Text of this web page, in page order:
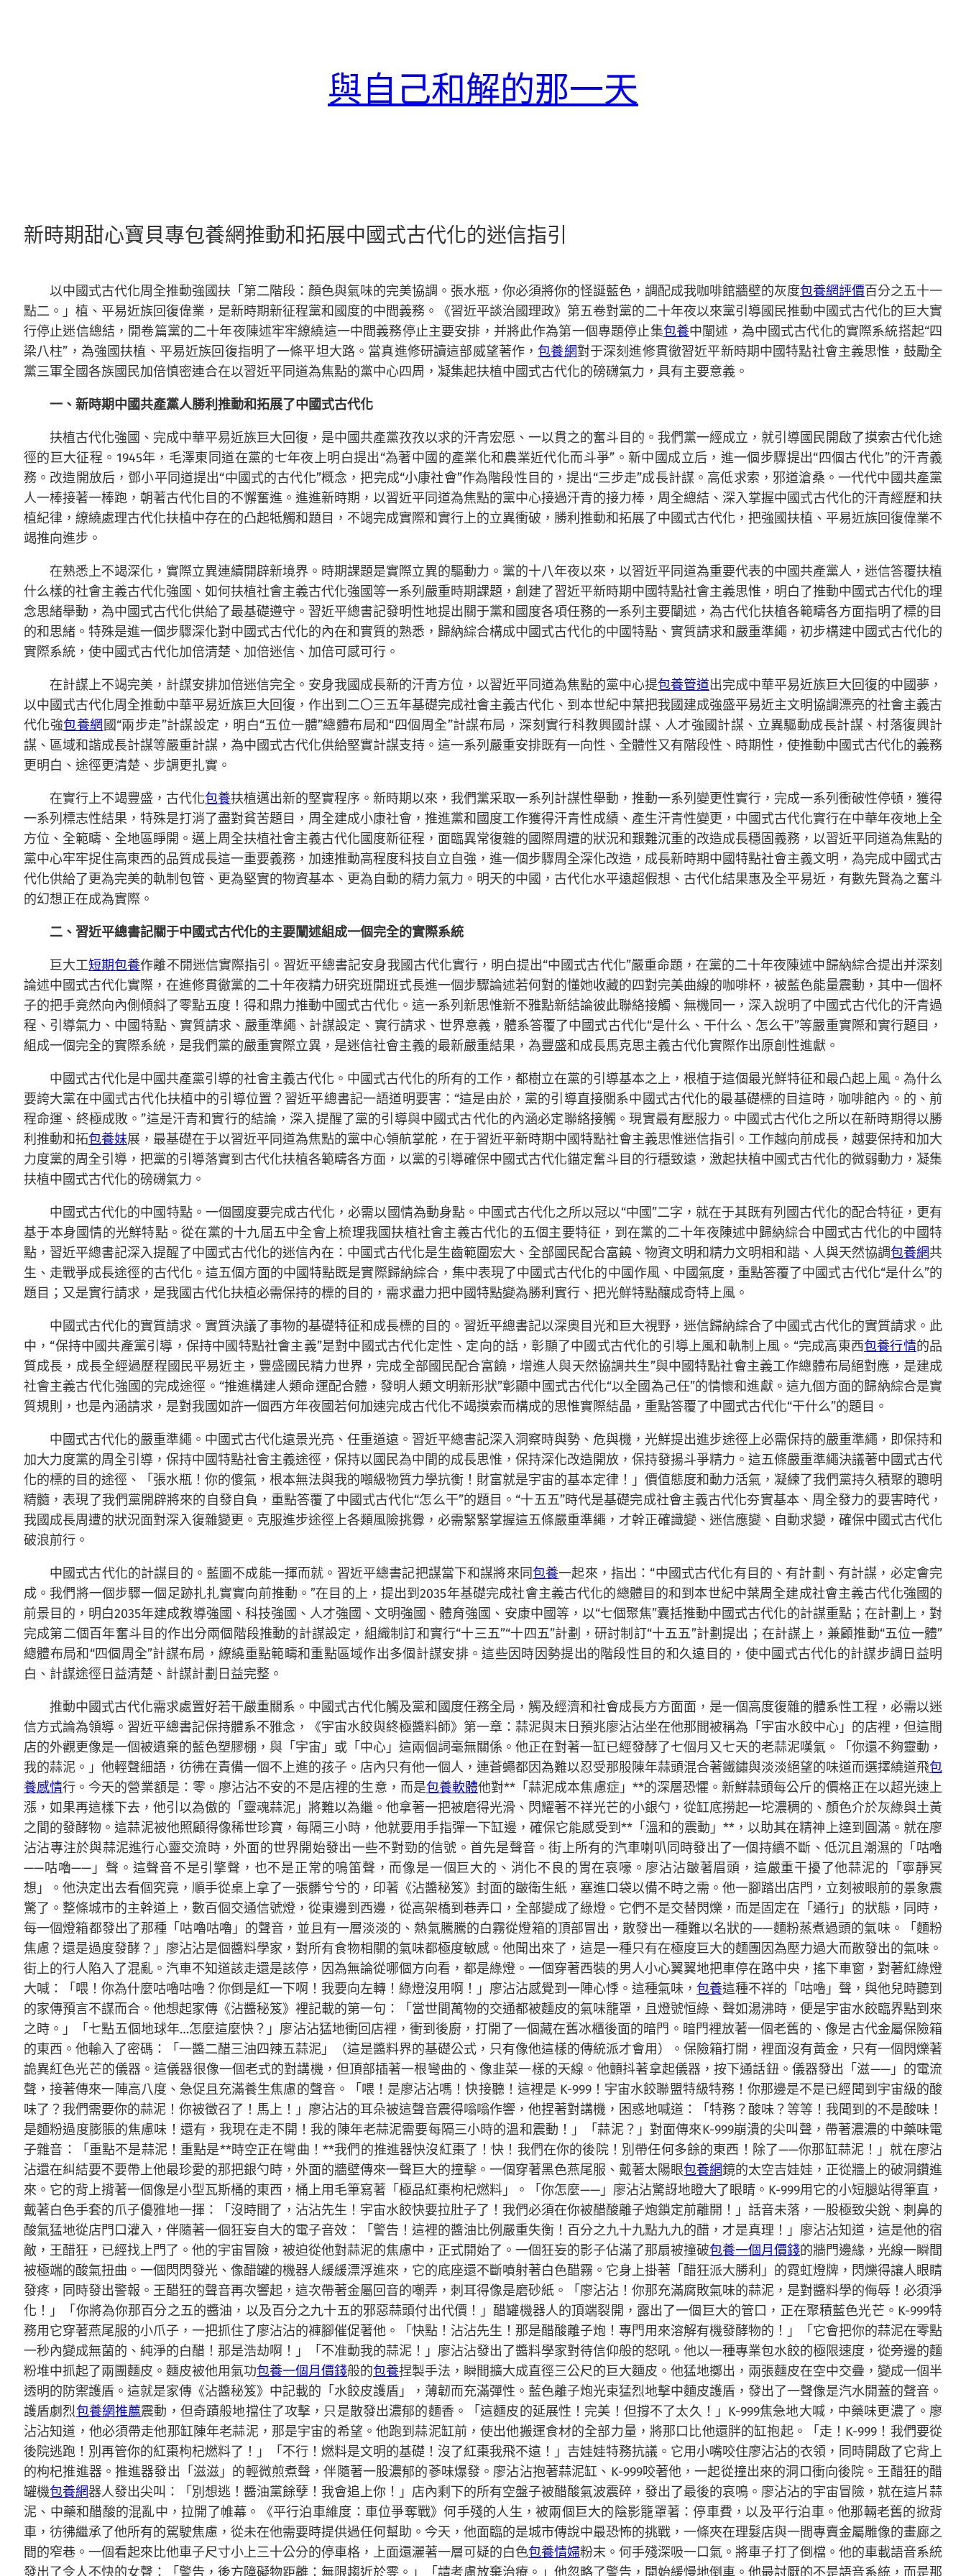
與自己和解的那一天
新時期甜心寶貝專包養網推動和拓展中國式古代化的迷信指引
以中國式古代化周全推動強國扶「第二階段：顏色與氣味的完美協調。張水瓶，你必須將你的怪誕藍色，調配成我咖啡館牆壁的灰度包養網評價百分之五十一
點二。」植、平易近族回復偉業，是新時期新征程黨和國度的中間義務。《習近平談治國理政》第五卷對黨的二十年夜以來黨引導國民推動中國式古代化的巨大實
行停止迷信總結，開卷篇黨的二十年夜陳述牢牢繚繞這一中間義務停止主要安排，并將此作為第一個專題停止集包養中闡述，為中國式古代化的實際系統搭起“四
梁八柱”，為強國扶植、平易近族回復指明了一條平坦大路。當真進修研讀這部威望著作，包養網對于深刻進修貫徹習近平新時期中國特點社會主義思惟，鼓勵全
黨三軍全國各族國民加倍慎密連合在以習近平同道為焦點的黨中心四周，凝集起扶植中國式古代化的磅礴氣力，具有主要意義。
一、新時期中國共產黨人勝利推動和拓展了中國式古代化
扶植古代化強國、完成中華平易近族巨大回復，是中國共產黨孜孜以求的汗青宏愿、一以貫之的奮斗目的。我們黨一經成立，就引導國民開啟了摸索古代化途
徑的巨大征程。1945年，毛澤東同道在黨的七年夜上明白提出“為著中國的產業化和農業近代化而斗爭”。新中國成立后，進一個步驟提出“四個古代化”的汗青義
務。改造開放后，鄧小平同道提出“中國式的古代化”概念，把完成“小康社會”作為階段性目的，提出“三步走”成長計謀。高低求索，邪道滄桑。一代代中國共產黨
人一棒接著一棒跑，朝著古代化目的不懈奮進。進進新時期，以習近平同道為焦點的黨中心接過汗青的接力棒，周全總結、深入掌握中國式古代化的汗青經歷和扶
植紀律，繚繞處理古代化扶植中存在的凸起牴觸和題目，不竭完成實際和實行上的立異衝破，勝利推動和拓展了中國式古代化，把強國扶植、平易近族回復偉業不
竭推向進步。
在熟悉上不竭深化，實際立異連續開辟新境界。時期課題是實際立異的驅動力。黨的十八年夜以來，以習近平同道為重要代表的中國共產黨人，迷信答覆扶植
什么樣的社會主義古代化強國、如何扶植社會主義古代化強國等一系列嚴重時期課題，創建了習近平新時期中國特點社會主義思惟，明白了推動中國式古代化的理
念思緒舉動，為中國式古代化供給了最基礎遵守。習近平總書記發明性地提出關于黨和國度各項任務的一系列主要闡述，為古代化扶植各範疇各方面指明了標的目
的和思緒。特殊是進一個步驟深化對中國式古代化的內在和實質的熟悉，歸納綜合構成中國式古代化的中國特點、實質請求和嚴重準繩，初步構建中國式古代化的
實際系統，使中國式古代化加倍清楚、加倍迷信、加倍可感可行。
在計謀上不竭完美，計謀安排加倍迷信完全。安身我國成長新的汗青方位，以習近平同道為焦點的黨中心提包養管道出完成中華平易近族巨大回復的中國夢，
以中國式古代化周全推動中華平易近族巨大回復，作出到二〇三五年基礎完成社會主義古代化、到本世紀中葉把我國建成強盛平易近主文明協調漂亮的社會主義古
代化強包養網 國“兩步走”計謀設定，明白“五位一體”總體布局和“四個周全”計謀布局，深刻實行科教興國計謀、人才強國計謀、立異驅動成長計謀、村落復興計
謀、區域和諧成長計謀等嚴重計謀，為中國式古代化供給堅實計謀支持。這一系列嚴重安排既有一向性、全體性又有階段性、時期性，使推動中國式古代化的義務
更明白、途徑更清楚、步調更扎實。
在實行上不竭豐盛，古代化包養扶植邁出新的堅實程序。新時期以來，我們黨采取一系列計謀性舉動，推動一系列變更性實行，完成一系列衝破性停頓，獲得
一系列標志性結果，特殊是打消了盡對貧苦題目，周全建成小康社會，推進黨和國度工作獲得汗青性成績、產生汗青性變更，中國式古代化實行在中華年夜地上全
方位、全範疇、全地區睜開。邁上周全扶植社會主義古代化國度新征程，面臨異常復雜的國際周遭的狀況和艱難沉重的改造成長穩固義務，以習近平同道為焦點的
黨中心牢牢捉住高東西的品質成長這一重要義務，加速推動高程度科技自立自強，進一個步驟周全深化改造，成長新時期中國特點社會主義文明，為完成中國式古
代化供給了更為完美的軌制包管、更為堅實的物資基本、更為自動的精力氣力。明天的中國，古代化水平遠超假想、古代化結果惠及全平易近，有數先賢為之奮斗
的幻想正在成為實際。
二、習近平總書記關于中國式古代化的主要闡述組成一個完全的實際系統
巨大工短期包養作離不開迷信實際指引。習近平總書記安身我國古代化實行，明白提出“中國式古代化”嚴重命題，在黨的二十年夜陳述中歸納綜合提出并深刻
論述中國式古代化實際，在進修貫徹黨的二十年夜精力研究班開班式長進一個步驟論述若何對的懂她收藏的四對完美曲線的咖啡杯，被藍色能量震動，其中一個杯
子的把手竟然向內側傾斜了零點五度！得和鼎力推動中國式古代化。這一系列新思惟新不雅點新結論彼此聯絡接觸、無機同一，深入說明了中國式古代化的汗青過
程、引導氣力、中國特點、實質請求、嚴重準繩、計謀設定、實行請求、世界意義，體系答覆了中國式古代化“是什么、干什么、怎么干”等嚴重實際和實行題目，
組成一個完全的實際系統，是我們黨的嚴重實際立異，是迷信社會主義的最新嚴重結果，為豐盛和成長馬克思主義古代化實際作出原創性進獻。
中國式古代化是中國共產黨引導的社會主義古代化。中國式古代化的所有的工作，都樹立在黨的引導基本之上，根植于這個最光鮮特征和最凸起上風。為什么
要誇大黨在中國式古代化扶植中的引導位置？習近平總書記一語道明要害：“這是由於，黨的引導直接關系中國式古代化的最基礎標的目這時，咖啡館內。的、前
程命運、終極成敗。”這是汗青和實行的結論，深入提醒了黨的引導與中國式古代化的內涵必定聯絡接觸。現實最有壓服力。中國式古代化之所以在新時期得以勝
利推動和拓包養妹展，最基礎在于以習近平同道為焦點的黨中心領航掌舵，在于習近平新時期中國特點社會主義思惟迷信指引。工作越向前成長，越要保持和加大
力度黨的周全引導，把黨的引導落實到古代化扶植各範疇各方面，以黨的引導確保中國式古代化錨定奮斗目的行穩致遠，激起扶植中國式古代化的微弱動力，凝集
扶植中國式古代化的磅礴氣力。
中國式古代化的中國特點。一個國度要完成古代化，必需以國情為動身點。中國式古代化之所以冠以“中國”二字，就在于其既有列國古代化的配合特征，更有
基于本身國情的光鮮特點。從在黨的十九屆五中全會上梳理我國扶植社會主義古代化的五個主要特征，到在黨的二十年夜陳述中歸納綜合中國式古代化的中國特
點，習近平總書記深入提醒了中國式古代化的迷信內在：中國式古代化是生齒範圍宏大、全部國民配合富饒、物資文明和精力文明相和諧、人與天然協調包養網共
生、走戰爭成長途徑的古代化。這五個方面的中國特點既是實際歸納綜合，集中表現了中國式古代化的中國作風、中國氣度，重點答覆了中國式古代化“是什么”的
題目；又是實行請求，是我國古代化扶植必需保持的標的目的，需求盡力把中國特點變為勝利實行、把光鮮特點釀成奇特上風。
中國式古代化的實質請求。實質決議了事物的基礎特征和成長標的目的。習近平總書記以深奧目光和巨大視野，迷信歸納綜合了中國式古代化的實質請求。此
中，“保持中國共產黨引導，保持中國特點社會主義”是對中國式古代化定性、定向的話，彰顯了中國式古代化的引導上風和軌制上風。“完成高東西包養行情的品
質成長，成長全經過歷程國民平易近主，豐盛國民精力世界，完成全部國民配合富饒，增進人與天然協調共生”與中國特點社會主義工作總體布局絕對應，是建成
社會主義古代化強國的完成途徑。“推進構建人類命運配合體，發明人類文明新形狀”彰顯中國式古代化“以全國為己任”的情懷和進獻。這九個方面的歸納綜合是實
質規則，也是內涵請求，是對我國如許一個西方年夜國若何加速完成古代化不竭摸索而構成的思惟實際結晶，重點答覆了中國式古代化“干什么”的題目。
中國式古代化的嚴重準繩。中國式古代化遠景光亮、任重道遠。習近平總書記深入洞察時與勢、危與機，光鮮提出進步途徑上必需保持的嚴重準繩，即保持和
加大力度黨的周全引導，保持中國特點社會主義途徑，保持以國民為中間的成長思惟，保持深化改造開放，保持發揚斗爭精力。這五條嚴重準繩決議著中國式古代
化的標的目的途徑、「張水瓶！你的傻氣，根本無法與我的噸級物質力學抗衡！財富就是宇宙的基本定律！」價值態度和動力活氣，凝練了我們黨持久積聚的聰明
精髓，表現了我們黨開辟將來的自發自負，重點答覆了中國式古代化“怎么干”的題目。“十五五”時代是基礎完成社會主義古代化夯實基本、周全發力的要害時代，
我國成長周遭的狀況面對深入復雜變更。克服進步途徑上各類風險挑釁，必需緊緊掌握這五條嚴重準繩，才幹正確識變、迷信應變、自動求變，確保中國式古代化
破浪前行。
中國式古代化的計謀目的。藍圖不成能一揮而就。習近平總書記把謀當下和謀將來同包養一起來，指出：“中國式古代化有目的、有計劃、有計謀，必定會完
成。我們將一個步驟一個足跡扎扎實實向前推動。”在目的上，提出到2035年基礎完成社會主義古代化的總體目的和到本世紀中葉周全建成社會主義古代化強國的
前景目的，明白2035年建成教導強國、科技強國、人才強國、文明強國、體育強國、安康中國等，以“七個聚焦”囊括推動中國式古代化的計謀重點；在計劃上，對
完成第二個百年奮斗目的作出分兩個階段推動的計謀設定，組織制訂和實行“十三五”“十四五”計劃，研討制訂“十五五”計劃提出；在計謀上，兼顧推動“五位一體”
總體布局和“四個周全”計謀布局，繚繞重點範疇和重點區域作出多個計謀安排。這些因時因勢提出的階段性目的和久遠目的，使中國式古代化的計謀步調日益明
白、計謀途徑日益清楚、計謀計劃日益完整。
推動中國式古代化需求處置好若干嚴重關系。中國式古代化觸及黨和國度任務全局，觸及經濟和社會成長方方面面，是一個高度復雜的體系性工程，必需以迷
信方式論為領導。習近平總書記保持體系不雅念，《宇宙水餃與終極醬料師》第一章：蒜泥與末日預兆廖沾沾坐在他那間被稱為「宇宙水餃中心」的店裡，但這間
店的外觀更像是一個被遺棄的藍色塑膠棚，與「宇宙」或「中心」這兩個詞毫無關係。他正在對著一缸已經發酵了七個月又七天的老蒜泥嘆氣。「你還不夠靈動，
我的蒜泥。」他輕聲細語，彷彿在責備一個不上進的孩子。店內只有他一個人，連蒼蠅都因為難以忍受那股陳年蒜頭混合著鐵鏽與淡淡絕望的味道而選擇繞道飛包
養感情行。今天的營業額是：零。廖沾沾不安的不是店裡的生意，而是包養軟體他對**「蒜泥成本焦慮症」**的深層恐懼。新鮮蒜頭每公斤的價格正在以超光速上
漲，如果再這樣下去，他引以為傲的「靈魂蒜泥」將難以為繼。他拿著一把被磨得光滑、閃耀著不祥光芒的小銀勺，從缸底撈起一坨濃稠的、顏色介於灰綠與土黃
之間的發酵物。這蒜泥被他照顧得像稀世珍寶，每隔三小時，他就要用手指彈一下缸邊，確保它能感受到**「溫和的震動」**，以助其在精神上達到圓滿。就在廖
沾沾專注於與蒜泥進行心靈交流時，外面的世界開始發出一些不對勁的信號。首先是聲音。街上所有的汽車喇叭同時發出了一個持續不斷、低沉且潮濕的「咕嚕
——咕嚕——」聲。這聲音不是引擎聲，也不是正常的鳴笛聲，而像是一個巨大的、消化不良的胃在哀嚎。廖沾沾皺著眉頭，這嚴重干擾了他蒜泥的「寧靜冥
想」。他決定出去看個究竟，順手從桌上拿了一張髒兮兮的，印著《沾醬秘笈》封面的皺衛生紙，塞進口袋以備不時之需。他一腳踏出店門，立刻被眼前的景象震
驚了。整條城市的主幹道上，數百個交通信號燈，從東邊到西邊，從高架橋到巷弄口，全部變成了綠燈。它們不是交替閃爍，而是固定在「通行」的狀態，同時，
每一個燈箱都發出了那種「咕嚕咕嚕」的聲音，並且有一層淡淡的、熱氣騰騰的白霧從燈箱的頂部冒出，散發出一種難以名狀的——麵粉蒸煮過頭的氣味。「麵粉
焦慮？還是過度發酵？」廖沾沾是個醬料學家，對所有食物相關的氣味都極度敏感。他聞出來了，這是一種只有在極度巨大的麵團因為壓力過大而散發出的氣味。
街上的行人陷入了混亂。汽車不知道該走還是該停，因為無論從哪個方向看，都是綠燈。一個穿著西裝的男人小心翼翼地把車停在路中央，搖下車窗，對著紅綠燈
大喊：「喂！你為什麼咕嚕咕嚕？你倒是紅一下啊！我要向左轉！綠燈沒用啊！」廖沾沾感覺到一陣心悸。這種氣味， 包養這種不祥的「咕嚕」聲，與他兒時聽到
的家傳預言不謀而合。他想起家傳《沾醬秘笈》裡記載的第一句：「當世間萬物的交通都被麵皮的氣味籠罩，且燈號恒綠、聲如湯沸時，便是宇宙水餃臨界點到來
之時。」「七點五個地球年…怎麼這麼快？」廖沾沾猛地衝回店裡，衝到後廚，打開了一個藏在舊冰櫃後面的暗門。暗門裡放著一個老舊的、像是古代金屬保險箱
的東西。他輸入了密碼：「一醬二醋三油四辣五蒜泥」（這是醬料界的基礎公式，只有像他這樣的傳統派才會用）。保險箱打開，裡面沒有黃金，只有一個閃爍著
詭異紅色光芒的儀器。這儀器很像一個老式的對講機，但頂部插著一根彎曲的、像韭菜一樣的天線。他顫抖著拿起儀器，按下通話鈕。儀器發出「滋——」的電流
聲，接著傳來一陣高八度、急促且充滿養生焦慮的聲音。「喂！是廖沾沾嗎！快接聽！這裡是 K-999！宇宙水餃聯盟特級特務！你那邊是不是已經聞到宇宙級的酸
味了？我們需要你的蒜泥！你被徵召了！馬上！」廖沾沾的耳朵被這聲音震得嗡嗡作響，他捏著對講機，困惑地喊道：「特務？酸味？等等！我聞到的不是酸味！
是麵粉過度膨脹的焦慮味！還有，我現在走不開！我的陳年老蒜泥需要每隔三小時的溫和震動！」「蒜泥？」對面傳來K-999崩潰的尖叫聲，帶著濃濃的中藥味電
子雜音：「重點不是蒜泥！重點是**時空正在彎曲！**我們的推進器快沒紅棗了！快！我們在你的後院！別帶任何多餘的東西！除了——你那缸蒜泥！」就在廖沾
沾還在糾結要不要帶上他最珍愛的那把銀勺時，外面的牆壁傳來一聲巨大的撞擊。一個穿著黑色燕尾服、戴著太陽眼包養網鏡的太空吉娃娃，正從牆上的破洞鑽進
來。它的背上揹著一個像是小型瓦斯桶的東西，桶上用毛筆寫著「極品紅棗枸杞燃料」。「你怎麼——」廖沾沾驚訝地瞪大了眼睛。K-999用它的小短腿站得筆直，
戴著白色手套的爪子優雅地一揮：「沒時間了，沾沾先生！宇宙水餃快要拉肚子了！我們必須在你被醋酸離子炮鎖定前離開！」話音未落，一股極致尖銳、刺鼻的
酸氣猛地從店門口灌入，伴隨著一個狂妄自大的電子音效：「警告！這裡的醬油比例嚴重失衡！百分之九十九點九九的醋，才是真理！」廖沾沾知道，這是他的宿
敵，王醋狂，已經找上門了。他的宇宙冒險，被迫從他對蒜泥的焦慮中，正式開始了。一個狂妄的影子佔滿了那扇被撞破包養一個月價錢的牆門邊緣，光線一瞬間
被極端的酸氣扭曲。一個閃閃發光、像醋罐的機器人緩緩漂浮進來，它的底座還不斷噴射著白色醋霧。它身上掛著「醋狂派大勝利」的霓虹燈牌，閃爍得讓人眼睛
發疼，同時發出警報。王醋狂的聲音再次響起，這次帶著金屬回音的嘲弄，刺耳得像是磨砂紙。「廖沾沾！你那充滿腐敗氣味的蒜泥，是對醬料學的侮辱！必須淨
化！」「你將為你那百分之五的醬油，以及百分之九十五的邪惡蒜頭付出代價！」醋罐機器人的頂端裂開，露出了一個巨大的管口，正在聚積藍色光芒。K-999特
務用它穿著燕尾服的小爪子，一把抓住了廖沾沾的褲腳催促著他。「快點！沾沾先生！那是醋酸離子炮！專門用來溶解有機發酵物的！」「它會把你的蒜泥在零點
一秒內變成無菌的、純淨的白醋！那是浩劫啊！」「不准動我的蒜泥！」廖沾沾發出了醬料學家對待信仰般的怒吼。他以一種專業包水餃的極限速度，從旁邊的麵
粉堆中抓起了兩團麵皮。麵皮被他用氣功包養一個月價錢般的包養捏製手法，瞬間擴大成直徑三公尺的巨大麵皮。他猛地擲出，兩張麵皮在空中交疊，變成一個半
透明的防禦護盾。這就是家傳《沾醬秘笈》中記載的「水餃皮護盾」，薄韌而充滿彈性。藍色離子炮光束猛烈地擊中麵皮護盾，發出了一聲像是汽水開蓋的聲音。
護盾劇烈包養網推薦震動，但奇蹟般地擋住了攻擊，只是散發出濃郁的麵香。「這麵皮的延展性！完美！但撐不了太久！」K-999焦急地大喊，中藥味更濃了。廖
沾沾知道，他必須帶走他那缸陳年老蒜泥，那是宇宙的希望。他跑到蒜泥缸前，使出他搬運食材的全部力量，將那口比他還胖的缸抱起。「走！K-999！我們要從
後院逃跑！別再管你的紅棗枸杞燃料了！」「不行！燃料是文明的基礎！沒了紅棗我飛不遠！」吉娃娃特務抗議。它用小嘴咬住廖沾沾的衣領，同時開啟了它背上
的枸杞推進器。推進器發出「滋滋」的輕微煎煮聲，伴隨著一股濃郁的蔘味爆發。廖沾沾抱著蒜泥缸、K-999咬著他，一起從撞出來的洞口衝向後院。王醋狂的醋
罐機包養網器人發出尖叫：「別想逃！醬油黨餘孽！我會追上你！」店內剩下的所有空盤子被醋酸氣波震碎，發出了最後的哀鳴。廖沾沾的宇宙冒險，就在這片蒜
泥、中藥和醋酸的混亂中，拉開了帷幕。《平行泊車維度：車位爭奪戰》何手殘的人生，被兩個巨大的陰影籠罩著：停車費，以及平行泊車。他那輛老舊的掀背
車，彷彿繼承了他所有的駕駛焦慮，從未在他需要時提供過任何幫助。今天，他面臨的是城市傳說中最恐怖的挑戰，一條夾在理髮店與一間專賣金屬雕像的畫廊之
間的窄巷。一個看起來比他車子尺寸小上三十公分的停車格，上面還灑著一層可疑的白色包養情婦粉末。何手殘深吸一口氣。將車子打了倒檔。他的車載語音系統
發出了令人不快的女聲：「警告，後方障礙物距離：無限趨近於零。」「請考慮放棄治療。」他忽略了警告，開始緩慢地倒車。他最討厭的不是語音系統，而是那